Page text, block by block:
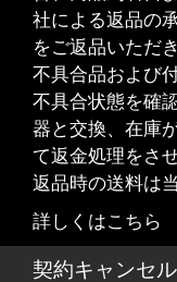
社による返品の
をご返品いただ
不具合品および
不具合状態を確
器と交換、在庫
て返金処理をさ
返品時の送料は
詳しくはこちら
契約キャンセ